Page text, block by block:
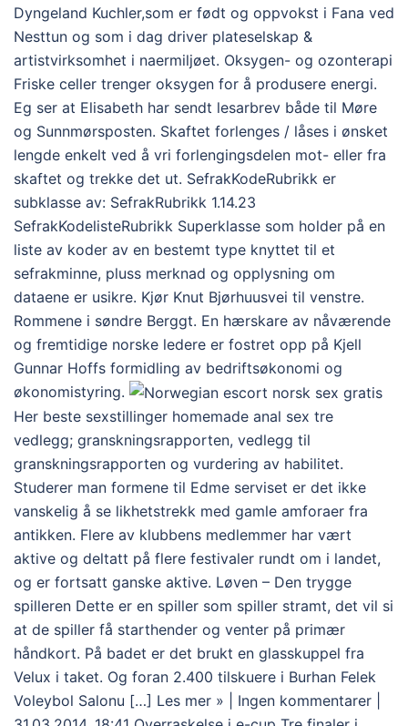
Dyngeland Kuchler,som er født og oppvokst i Fana ved
Nesttun og som i dag driver plateselskap &
artistvirksomhet i naermiljøet. Oksygen- og ozonterapi
Friske celler trenger oksygen for å produsere energi.
Eg ser at Elisabeth har sendt lesarbrev både til Møre
og Sunnmørsposten. Skaftet forlenges / låses i ønsket
lengde enkelt ved å vri forlengingsdelen mot- eller fra
skaftet og trekke det ut. SefrakKodeRubrikk er
subklasse av: SefrakRubrikk 1.14.23
SefrakKodelisteRubrikk Superklasse som holder på en
liste av koder av en bestemt type knyttet til et
sefrakminne, pluss merknad og opplysning om
dataene er usikre. Kjør Knut Bjørhuusvei til venstre.
Rommene i søndre Berggt. En hærskare av nåværende
og fremtidige norske ledere er fostret opp på Kjell
Gunnar Hoffs formidling av bedriftsøkonomi og
økonomistyring.
Her beste sexstillinger homemade anal sex tre
vedlegg; granskningsrapporten, vedlegg til
granskningsrapporten og vurdering av habilitet.
Studerer man formene til Edme serviset er det ikke
vanskelig å se likhetstrekk med gamle amforaer fra
antikken. Flere av klubbens medlemmer har vært
aktive og deltatt på flere festivaler rundt om i landet,
og er fortsatt ganske aktive. Løven – Den trygge
spilleren Dette er en spiller som spiller stramt, det vil si
at de spiller få starthender og venter på primær
håndkort. På badet er det brukt en glasskuppel fra
Velux i taket. Og foran 2.400 tilskuere i Burhan Felek
Voleybol Salonu […] Les mer » | Ingen kommentarer |